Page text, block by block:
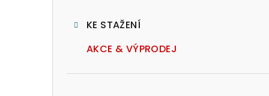
KE STAŽENÍ
AKCE & VÝPRODEJ